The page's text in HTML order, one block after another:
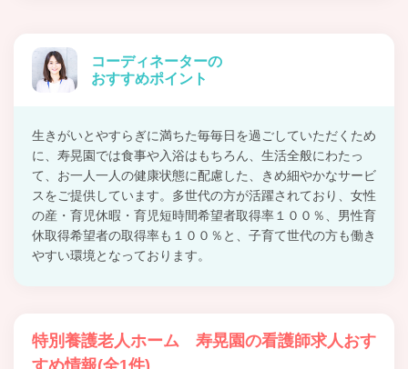
コーディネーターの
おすすめポイント
生きがいとやすらぎに満ちた毎毎日を過ごしていただくため
に、寿晃園では食事や入浴はもちろん、生活全般にわたっ
て、お一人一人の健康状態に配慮した、きめ細やかなサービ
スをご提供しています。多世代の方が活躍されており、女性
の産・育児休暇・育児短時間希望者取得率１００％、男性育
休取得希望者の取得率も１００％と、子育て世代の方も働き
やすい環境となっております。
特別養護老人ホーム 寿晃園の看護師求人おす
すめ情報(全1件)